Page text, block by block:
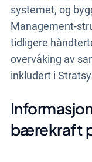
systemet, og
Management-
tidligere
overvåking av
inkludert i
bærekraft